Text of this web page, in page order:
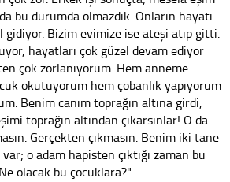
bu durumda olmazdık. Onların hayatı
gidiyor. Bizim evimize ise ateşi atıp gitti.
hayatları çok güzel devam ediyor
çok zorlanıyorum. Hem anneme
okutuyorum hem çobanlık yapıyorum
Benim canım toprağın altına girdi,
toprağın altından çıkarsınlar! O da
Gerçekten çıkmasın. Benim iki tane
o adam hapisten çıktığı zaman bu
olacak bu çocuklara?"